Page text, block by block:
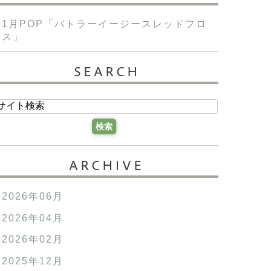
1月POP「バトラーイージースレッドフロ
ス」
SEARCH
ARCHIVE
2026年06月
2026年04月
2026年02月
2025年12月